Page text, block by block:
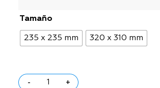
Tamaño
235 x 235 mm 320 x 310 mm
- +